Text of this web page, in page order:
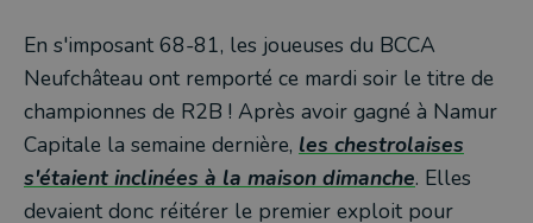
En s'imposant 68-81, les joueuses du BCCA
Neufchâteau ont remporté ce mardi soir le titre de
championnes de R2B ! Après avoir gagné à Namur
Capitale la semaine dernière, les chestrolaises
s'étaient inclinées à la maison dimanche. Elles
devaient donc réitérer le premier exploit pour